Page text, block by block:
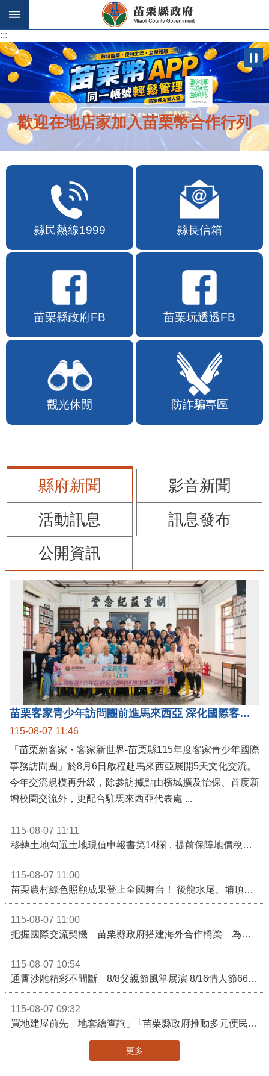
跳到主要內容區塊
:::
:::
歡迎在地店家加入苗栗幣合作行列
縣民熱線1999 縣長信箱
苗栗縣政府FB 苗栗玩透透FB
觀光休閒 防詐騙專區
縣府新聞
影音新聞
活動訊息
訊息發布
公開資訊
苗栗客家青少年訪問團前進馬來西亞 深化國際客家文化交流
115-08-07 11:46
「苗栗新客家・客家新世界-苗栗縣115年度客家青少年國際
事務訪問團」於8月6日啟程赴馬來西亞展開5天文化交流。
今年交流規模再升級，除參訪據點由檳城擴及怡保、首度新
增校園交流外，更配合駐馬來西亞代表處 ...
115-08-07 11:11
移轉土地勾選土地現值申報書第14欄，提前保障地價稅節稅權益
115-08-07 11:00
苗栗農村綠色照顧成果登上全國舞台！ 後龍水尾、埔頂社區前進2026高齡健康產業博覽會
115-08-07 11:00
把握國際交流契機 苗栗縣政府搭建海外合作橋梁 為在地產業爭取更多國際市場機會
115-08-07 10:54
通霄沙雕精彩不間斷 8/8父親節風箏展演 8/16情人節66對浪漫挑戰送好禮
115-08-07 09:32
買地建屋前先「地套繪查詢」└苗栗縣政府推動多元便民諮詢服務
更多